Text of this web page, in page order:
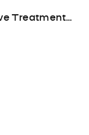
Treatment